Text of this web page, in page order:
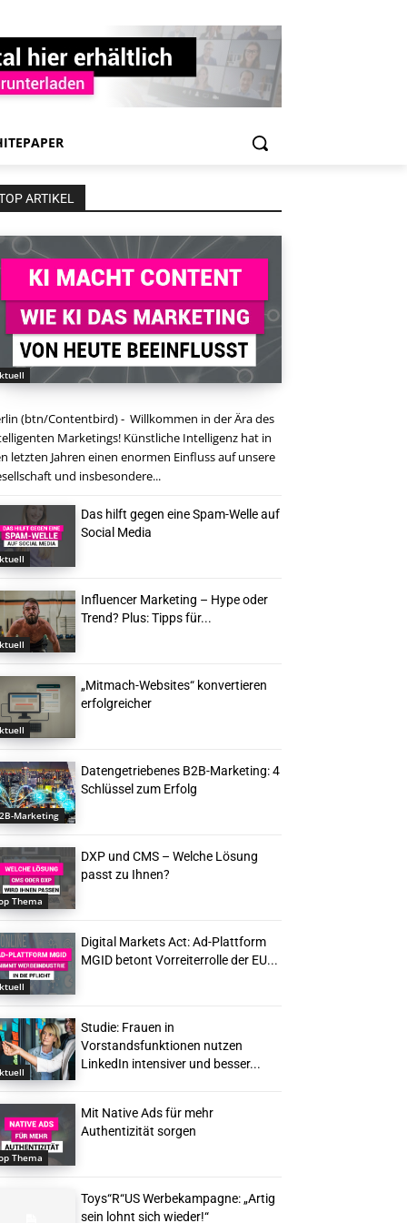
ARTIKEL
(btn/Contentbird) - Willkommen in der Ära des
Marketings! Künstliche Intelligenz hat in
letzten Jahren einen enormen Einfluss auf unsere
und insbesondere...
Das hilft gegen eine Spam-Welle auf
Social Media
Influencer Marketing – Hype oder
Trend? Plus: Tipps für...
„Mitmach-Websites“ konvertieren
erfolgreicher
Marketing
Datengetriebenes B2B-Marketing: 4
Schlüssel zum Erfolg
Thema
DXP und CMS – Welche Lösung
passt zu Ihnen?
Digital Markets Act: Ad-Plattform
MGID betont Vorreiterrolle der EU...
Studie: Frauen in
Vorstandsfunktionen nutzen
LinkedIn intensiver und besser...
Thema
Mit Native Ads für mehr
Authentizität sorgen
Toys“R“US Werbekampagne: „Artig
sein lohnt sich wieder!“